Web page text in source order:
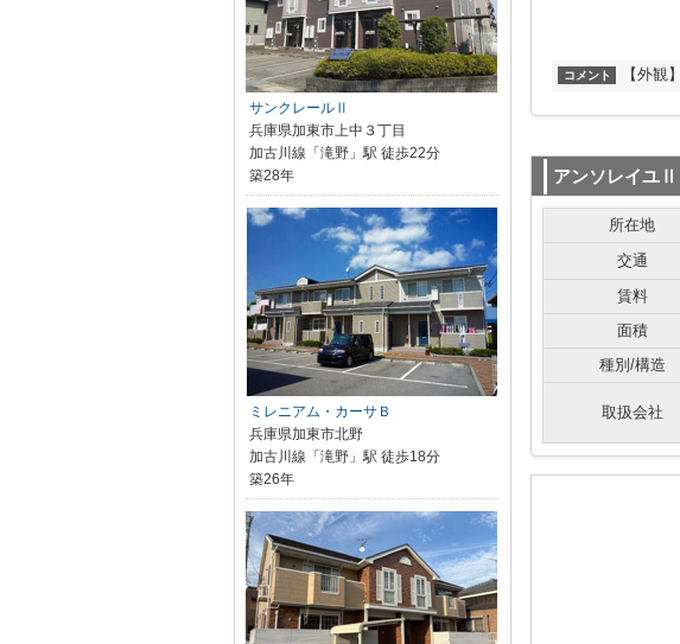
コメント 【外観】
アンソレイユⅡ
所在地
交通
賃料
面積
種別/構造
取扱会社
サンクレールⅡ
兵庫県加東市上中３丁目
加古川線「滝野」駅 徒歩22分
築28年
ミレニアム・カーサＢ
兵庫県加東市北野
加古川線「滝野」駅 徒歩18分
築26年